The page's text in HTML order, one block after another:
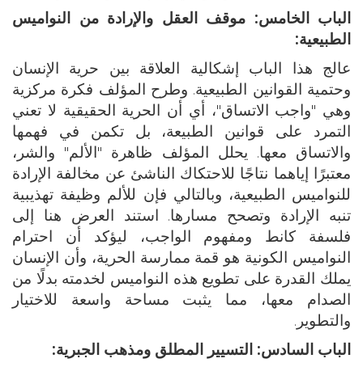
الباب الخامس: موقف العقل والإرادة من النواميس
الطبيعية:
عالج هذا الباب إشكالية العلاقة بين حرية الإنسان
وحتمية القوانين الطبيعية. وطرح المؤلف فكرة مركزية
وهي "واجب الاتساق"، أي أن الحرية الحقيقية لا تعني
التمرد على قوانين الطبيعة، بل تكمن في فهمها
والاتساق معها. يحلل المؤلف ظاهرة "الألم" والشر،
معتبرًا إياهما نتاجًا للاحتكاك الناشئ عن مخالفة الإرادة
للنواميس الطبيعية، وبالتالي فإن للألم وظيفة تهذيبية
تنبه الإرادة وتصحح مسارها. استند العرض هنا إلى
فلسفة كانط ومفهوم الواجب، ليؤكد أن احترام
النواميس الكونية هو قمة ممارسة الحرية، وأن الإنسان
يملك القدرة على تطويع هذه النواميس لخدمته بدلًا من
الصدام معها، مما يثبت مساحة واسعة للاختيار
والتطوير.
الباب السادس: التسيير المطلق ومذهب الجبرية: